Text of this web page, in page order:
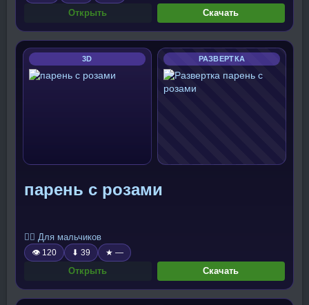
Открыть Скачать
3D РАЗВЕРТКА
парень с розами
🧍‍♂️ Для мальчиков
👁 120 ⬇ 39 ★ —
Открыть Скачать